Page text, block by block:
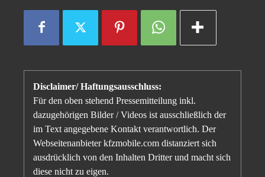
Disclaimer/ Haftungsausschluss:
Für den oben stehend Pressemitteilung inkl.
dazugehörigen Bilder / Videos ist ausschließlich der
im Text angegebene Kontakt verantwortlich. Der
Webseitenanbieter kfzmobile.com distanziert sich
ausdrücklich von den Inhalten Dritter und macht sich
diese nicht zu eigen.